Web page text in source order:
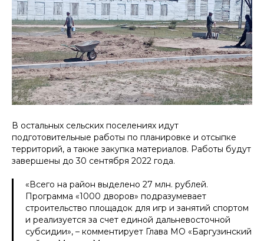
В остальных сельских поселениях идут
подготовительные работы по планировке и отсыпке
территорий, а также закупка материалов. Работы будут
завершены до 30 сентября 2022 года.
«Всего на район выделено 27 млн. рублей.
Программа «1000 дворов» подразумевает
строительство площадок для игр и занятий спортом
и реализуется за счет единой дальневосточной
субсидии», – комментирует Глава МО «Баргузинский